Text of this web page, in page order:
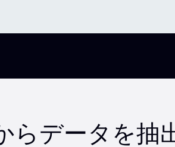
らデータを抽